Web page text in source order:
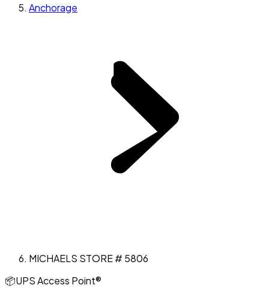
Anchorage
MICHAELS STORE # 5806
📦UPS Access Point®